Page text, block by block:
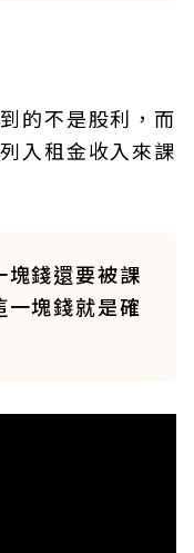
的不是股利，而
入租金收入來課
塊錢還要被課
塊錢就是確